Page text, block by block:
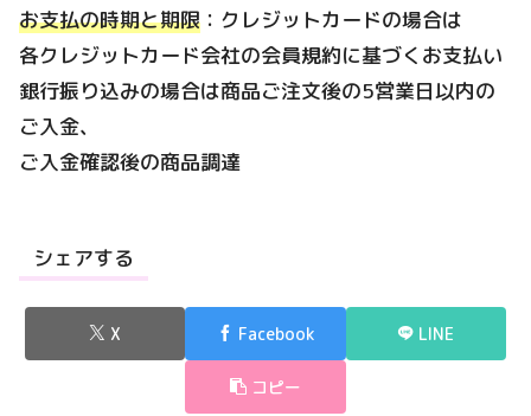
お支払の時期と期限 ：クレジットカードの場合は
各クレジットカード会社の会員規約に基づくお支払い
銀行振り込みの場合は商品ご注文後の5営業日以内の
ご入金、
ご入金確認後の商品調達
シェアする
X Facebook LINE
コピー